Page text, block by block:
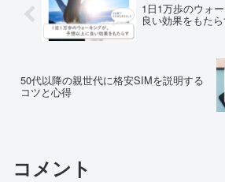
1日1万歩のウォ
良い効果をもた
50代以降の親世代に格安SIMを説明する
コツと心得
コメント